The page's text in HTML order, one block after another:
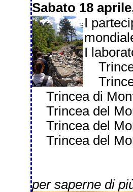
Sabato 18
I
I
Trincea di
Trincea del
Trincea del
Trincea del
per saperne di